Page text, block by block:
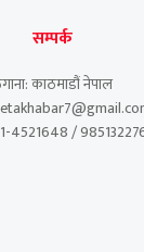
सम्पर्क
काठमाडौं नेपाल
4521648 /